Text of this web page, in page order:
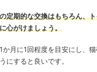
定期的な交換はもちろん、
心がけましょう。
か月に1回程度を目安にし、
にすると良いです。